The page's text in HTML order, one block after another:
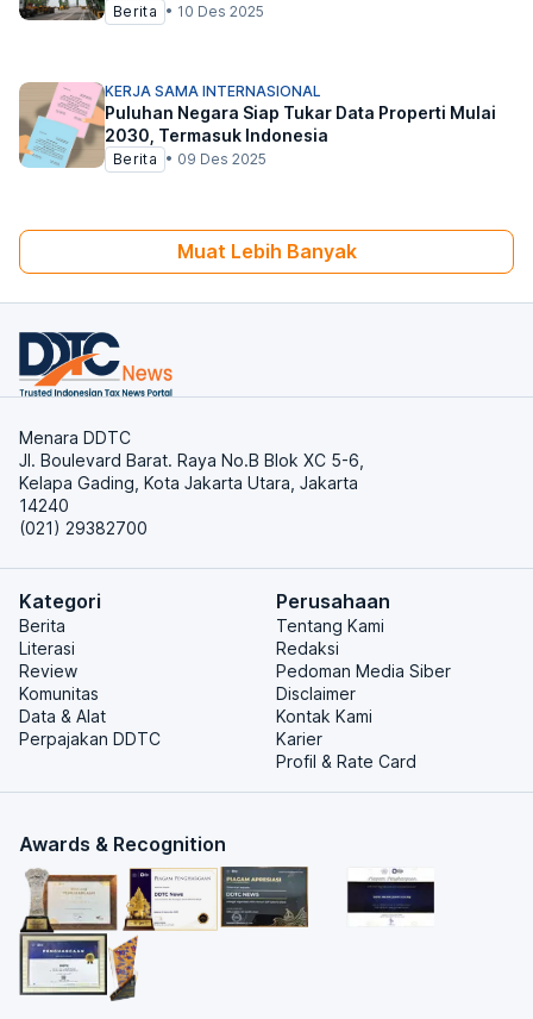
Berita • 10 Des 2025
KERJA SAMA INTERNASIONAL
Puluhan Negara Siap Tukar Data Properti Mulai
2030, Termasuk Indonesia
Berita • 09 Des 2025
Muat Lebih Banyak
Menara DDTC
Jl. Boulevard Barat. Raya No.B Blok XC 5-6,
Kelapa Gading, Kota Jakarta Utara, Jakarta
14240
(021) 29382700
Kategori
Berita
Literasi
Review
Komunitas
Data & Alat
Perpajakan DDTC
Perusahaan
Tentang Kami
Redaksi
Pedoman Media Siber
Disclaimer
Kontak Kami
Karier
Profil & Rate Card
Awards & Recognition